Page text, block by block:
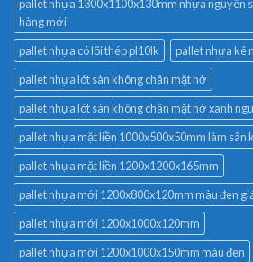
pallet nhựa 1300x1100x130mm nhựa nguyên
hàng mới
pallet nhựa có lõi thép pl10lk
pallet nhựa kê
pallet nhựa lót sàn không chân mặt hở
pallet nhựa lót sàn không chân mặt hở xanh
pallet nhựa mặt liền 1000x500x50mm làm sân
pallet nhựa mặt liền 1200x1200x165mm
pallet nhựa mới 1200x800x120mm màu đen
pallet nhựa mới 1200x1000x120mm
pallet nhựa mới 1200x1000x150mm màu đen